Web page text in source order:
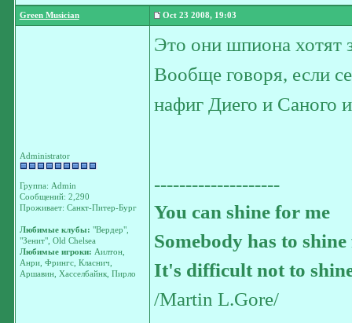
Green Musician Oct 23 2008, 19:03
Administrator
Группа: Admin
Сообщений: 2,290
Проживает: Санкт-Питер-Бург
Любимые клубы: "Вердер",
"Зенит", Old Chelsea
Любимые игроки: Аилтон,
Анри, Фрингс, Класнич,
Аршавин, Хасселбайнк, Пирло
Это они шпиона хотят
Вообще говоря, если
нафиг Диего и Саного
--------------------
You can shine for me
Somebody has to
It's difficult not to
/Martin L.Gore/